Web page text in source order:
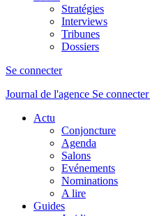
Stratégies
Interviews
Tribunes
Dossiers
Se connecter
Journal de l'agence Se connecter
Actu
Conjoncture
Agenda
Salons
Evénements
Nominations
A lire
Guides